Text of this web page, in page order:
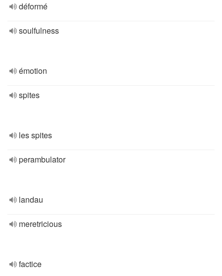
déformé
soulfulness
émotion
spites
les spites
perambulator
landau
meretricious
factice